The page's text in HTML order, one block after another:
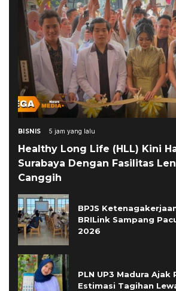
BISNIS 5 jam yang lalu
Healthy Long Life (HLL) Kini
Surabaya Dengan Fasilitas
Canggih
BPJS
BRILink Sampang
2026
PLN UP3 Madura
Estimasi Tagihan